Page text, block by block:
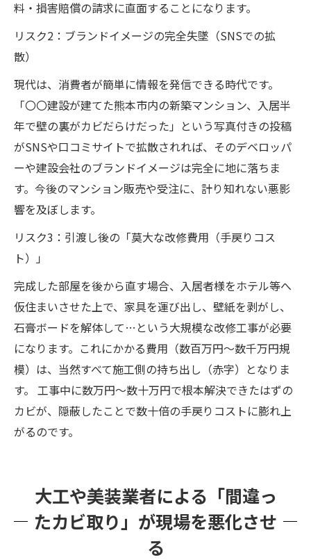
料・損害賠償の請求に直面することになります。
リスク2：ブランドイメージの完全失墜（SNSでの拡
散）
現代は、消費者が簡単に情報を発信できる時代です。
「〇〇建設が建てた熊本市内の新築マンション、入居半
年で壁の裏がカビだらけだった」という写真付きの投稿
がSNSや口コミサイトで拡散されれば、そのデベロッパ
ーや建設会社のブランドイメージは完全に地に落ちま
す。今後のマンション販売や受注に、計り知れない悪影
響を及ぼします。
リスク3：引渡し後の「莫大な改修費用（手戻りコス
ト）」
完成した部屋を後から直す場合、入居者様をホテル等へ
仮住まいさせた上で、家具を運び出し、壁紙を剥がし、
石膏ボードを解体して…という大規模な改修工事が必要
になります。これにかかる費用（数百万円〜数千万円規
模）は、当然すべて施工側の持ち出し（赤字）となりま
す。 工事中に数万円〜数十万円で根本解決できたはずの
カビが、隠蔽したことで数十倍の手戻りコストに膨れ上
がるのです。
大工や美装業者による「間違っ
たカビ取り」が現場を悪化させ
る